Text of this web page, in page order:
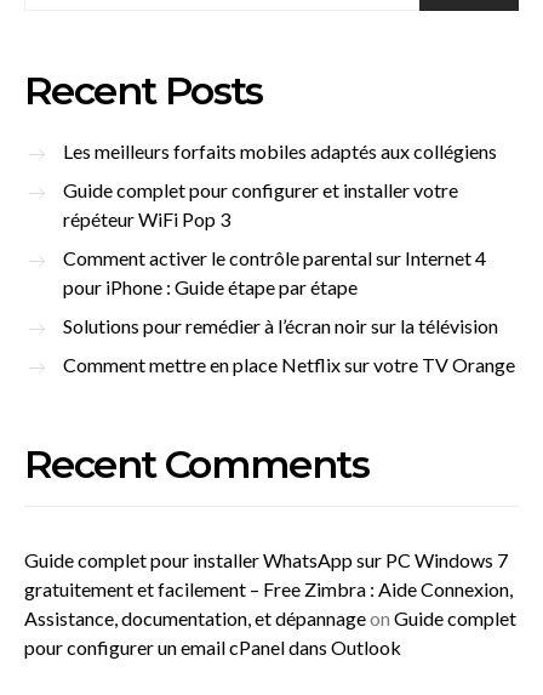
Recent Posts
Les meilleurs forfaits mobiles adaptés aux collégiens
Guide complet pour configurer et installer votre
répéteur WiFi Pop 3
Comment activer le contrôle parental sur Internet 4
pour iPhone : Guide étape par étape
Solutions pour remédier à l’écran noir sur la télévision
Comment mettre en place Netflix sur votre TV Orange
Recent Comments
Guide complet pour installer WhatsApp sur PC Windows 7
gratuitement et facilement – Free Zimbra : Aide Connexion,
Assistance, documentation, et dépannageon Guide complet
pour configurer un email cPanel dans Outlook